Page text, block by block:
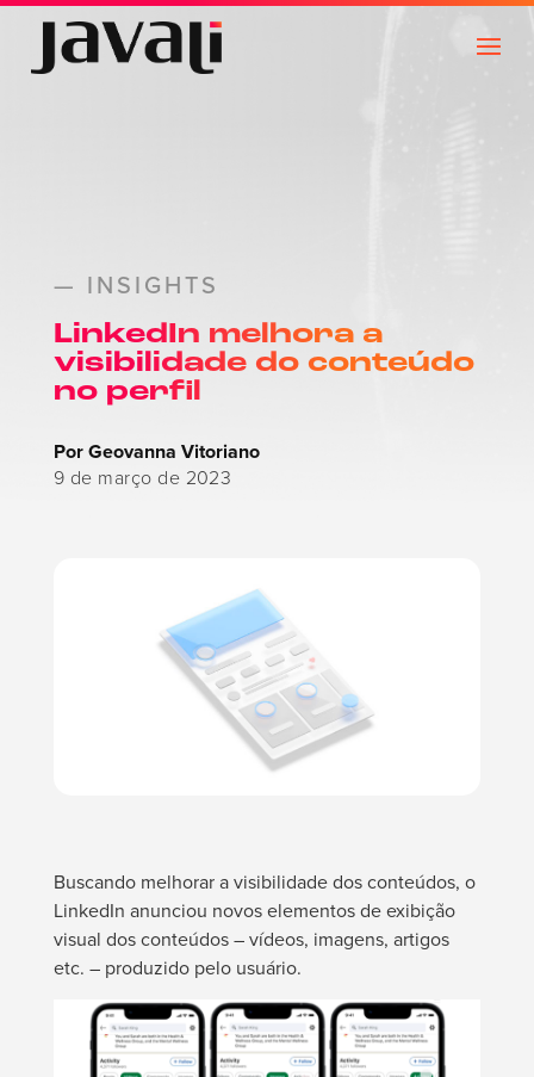
— INSIGHTS
LinkedIn melhora a
visibilidade do conteúdo
no perfil
Por Geovanna Vitoriano
9 de março de 2023
Buscando melhorar a visibilidade dos conteúdos, o
LinkedIn anunciou novos elementos de exibição
visual dos conteúdos – vídeos, imagens, artigos
etc. – produzido pelo usuário.